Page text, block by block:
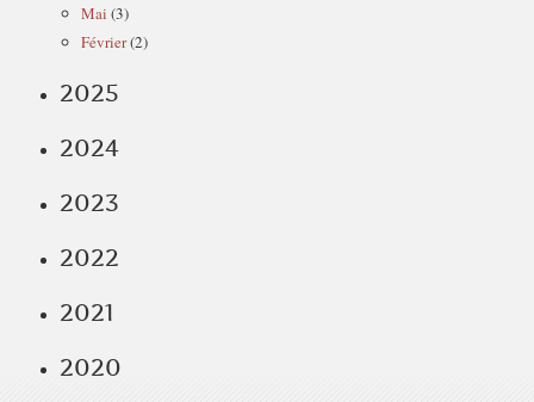
Mai (3)
Février(2)
2025
2024
2023
2022
2021
2020